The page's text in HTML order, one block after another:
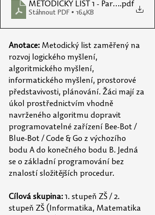
METODICKÝ LIST 1 - Parkování
.pdf
Stáhnout PDF • 164KB
Anotace: Metodický list zaměřený na
rozvoj logického myšlení,
algoritmického myšlení,
informatického myšlení, prostorové
představivosti, plánování. Žáci mají za
úkol prostřednictvím vhodně
navrženého algoritmu dopravit
programovatelné zařízení Bee-Bot /
Blue-Bot / Code & Go z výchozího
bodu A do konečného bodu B. Jedná
se o základní programování bez
znalostí složitějších procedur.
Cílová skupina: 1. stupeň ZŠ / 2.
stupeň ZŠ (Informatika, Matematika